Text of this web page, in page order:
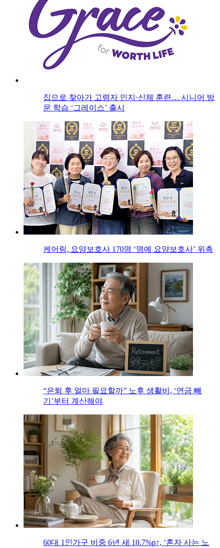
집으로 찾아가 고령자 인지·신체 훈련… 시니어 방
문 학습 ‘그레이스’ 출시
케어링, 요양보호사 170명 ‘명예 요양보호사’ 위촉
“은퇴 후 얼마 필요할까” 노후 생활비, ‘연금 빼
기’부터 계산해야
60대 1인가구 비중 6년 새 10.7%p↑, ‘혼자 사는 노